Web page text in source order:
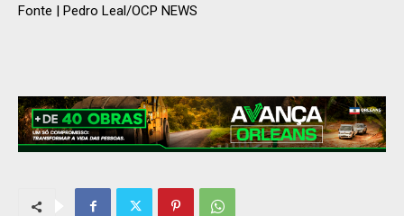
Fonte | Pedro Leal/OCP NEWS